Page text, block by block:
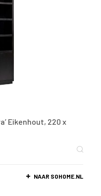
Eikenhout, 220 x
NAAR SOHOME.NL